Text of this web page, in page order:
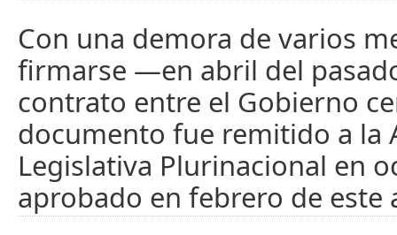
Con una demora de varios
firmarse —en abril del
contrato entre el Gobierno
documento fue remitido a la
Legislativa Plurinacional en
aprobado en febrero de este